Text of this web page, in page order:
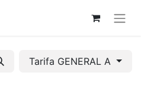
Tarifa GENERAL A